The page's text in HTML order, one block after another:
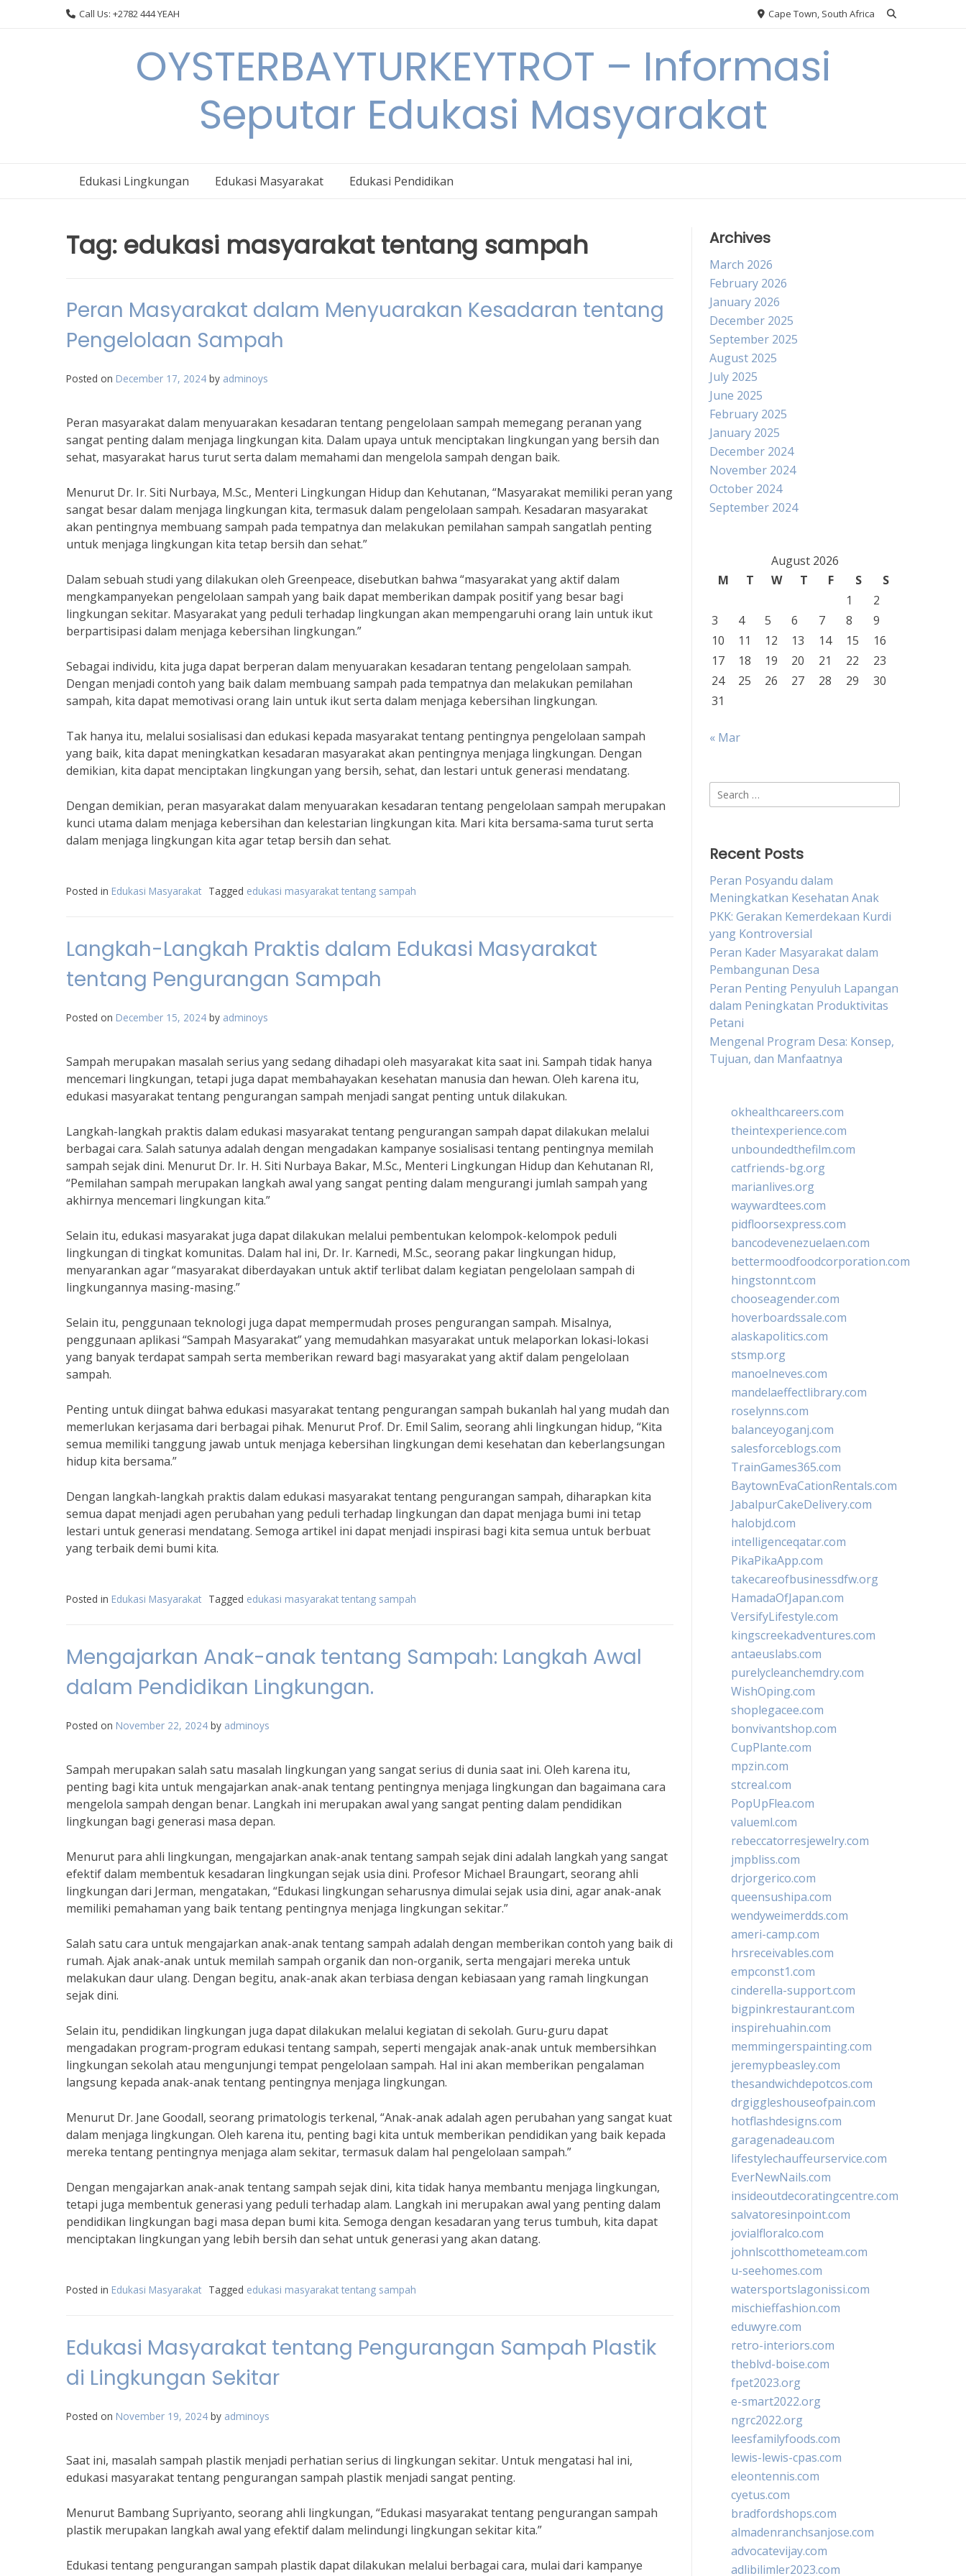
Call Us: +2782 444 YEAH Cape Town, South Africa
OYSTERBAYTURKEYTROT – Informasi
Seputar Edukasi Masyarakat
Edukasi Lingkungan Edukasi Masyarakat Edukasi Pendidikan
Tag: edukasi masyarakat tentang sampah
Peran Masyarakat dalam Menyuarakan Kesadaran tentang
Pengelolaan Sampah
Posted on December 17, 2024 by adminoys
Peran masyarakat dalam menyuarakan kesadaran tentang pengelolaan sampah memegang peranan yang
sangat penting dalam menjaga lingkungan kita. Dalam upaya untuk menciptakan lingkungan yang bersih dan
sehat, masyarakat harus turut serta dalam memahami dan mengelola sampah dengan baik.
Menurut Dr. Ir. Siti Nurbaya, M.Sc., Menteri Lingkungan Hidup dan Kehutanan, “Masyarakat memiliki peran yang
sangat besar dalam menjaga lingkungan kita, termasuk dalam pengelolaan sampah. Kesadaran masyarakat
akan pentingnya membuang sampah pada tempatnya dan melakukan pemilahan sampah sangatlah penting
untuk menjaga lingkungan kita tetap bersih dan sehat.”
Dalam sebuah studi yang dilakukan oleh Greenpeace, disebutkan bahwa “masyarakat yang aktif dalam
mengkampanyekan pengelolaan sampah yang baik dapat memberikan dampak positif yang besar bagi
lingkungan sekitar. Masyarakat yang peduli terhadap lingkungan akan mempengaruhi orang lain untuk ikut
berpartisipasi dalam menjaga kebersihan lingkungan.”
Sebagai individu, kita juga dapat berperan dalam menyuarakan kesadaran tentang pengelolaan sampah.
Dengan menjadi contoh yang baik dalam membuang sampah pada tempatnya dan melakukan pemilahan
sampah, kita dapat memotivasi orang lain untuk ikut serta dalam menjaga kebersihan lingkungan.
Tak hanya itu, melalui sosialisasi dan edukasi kepada masyarakat tentang pentingnya pengelolaan sampah
yang baik, kita dapat meningkatkan kesadaran masyarakat akan pentingnya menjaga lingkungan. Dengan
demikian, kita dapat menciptakan lingkungan yang bersih, sehat, dan lestari untuk generasi mendatang.
Dengan demikian, peran masyarakat dalam menyuarakan kesadaran tentang pengelolaan sampah merupakan
kunci utama dalam menjaga kebersihan dan kelestarian lingkungan kita. Mari kita bersama-sama turut serta
dalam menjaga lingkungan kita agar tetap bersih dan sehat.
Posted in Edukasi Masyarakat Tagged edukasi masyarakat tentang sampah
Langkah-Langkah Praktis dalam Edukasi Masyarakat
tentang Pengurangan Sampah
Posted on December 15, 2024 by adminoys
Sampah merupakan masalah serius yang sedang dihadapi oleh masyarakat kita saat ini. Sampah tidak hanya
mencemari lingkungan, tetapi juga dapat membahayakan kesehatan manusia dan hewan. Oleh karena itu,
edukasi masyarakat tentang pengurangan sampah menjadi sangat penting untuk dilakukan.
Langkah-langkah praktis dalam edukasi masyarakat tentang pengurangan sampah dapat dilakukan melalui
berbagai cara. Salah satunya adalah dengan mengadakan kampanye sosialisasi tentang pentingnya memilah
sampah sejak dini. Menurut Dr. Ir. H. Siti Nurbaya Bakar, M.Sc., Menteri Lingkungan Hidup dan Kehutanan RI,
“Pemilahan sampah merupakan langkah awal yang sangat penting dalam mengurangi jumlah sampah yang
akhirnya mencemari lingkungan kita.”
Selain itu, edukasi masyarakat juga dapat dilakukan melalui pembentukan kelompok-kelompok peduli
lingkungan di tingkat komunitas. Dalam hal ini, Dr. Ir. Karnedi, M.Sc., seorang pakar lingkungan hidup,
menyarankan agar “masyarakat diberdayakan untuk aktif terlibat dalam kegiatan pengelolaan sampah di
lingkungannya masing-masing.”
Selain itu, penggunaan teknologi juga dapat mempermudah proses pengurangan sampah. Misalnya,
penggunaan aplikasi “Sampah Masyarakat” yang memudahkan masyarakat untuk melaporkan lokasi-lokasi
yang banyak terdapat sampah serta memberikan reward bagi masyarakat yang aktif dalam pengelolaan
sampah.
Penting untuk diingat bahwa edukasi masyarakat tentang pengurangan sampah bukanlah hal yang mudah dan
memerlukan kerjasama dari berbagai pihak. Menurut Prof. Dr. Emil Salim, seorang ahli lingkungan hidup, “Kita
semua memiliki tanggung jawab untuk menjaga kebersihan lingkungan demi kesehatan dan keberlangsungan
hidup kita bersama.”
Dengan langkah-langkah praktis dalam edukasi masyarakat tentang pengurangan sampah, diharapkan kita
semua dapat menjadi agen perubahan yang peduli terhadap lingkungan dan dapat menjaga bumi ini tetap
lestari untuk generasi mendatang. Semoga artikel ini dapat menjadi inspirasi bagi kita semua untuk berbuat
yang terbaik demi bumi kita.
Posted in Edukasi Masyarakat Tagged edukasi masyarakat tentang sampah
Mengajarkan Anak-anak tentang Sampah: Langkah Awal
dalam Pendidikan Lingkungan.
Posted on November 22, 2024 by adminoys
Sampah merupakan salah satu masalah lingkungan yang sangat serius di dunia saat ini. Oleh karena itu,
penting bagi kita untuk mengajarkan anak-anak tentang pentingnya menjaga lingkungan dan bagaimana cara
mengelola sampah dengan benar. Langkah ini merupakan awal yang sangat penting dalam pendidikan
lingkungan bagi generasi masa depan.
Menurut para ahli lingkungan, mengajarkan anak-anak tentang sampah sejak dini adalah langkah yang sangat
efektif dalam membentuk kesadaran lingkungan sejak usia dini. Profesor Michael Braungart, seorang ahli
lingkungan dari Jerman, mengatakan, “Edukasi lingkungan seharusnya dimulai sejak usia dini, agar anak-anak
memiliki pemahaman yang baik tentang pentingnya menjaga lingkungan sekitar.”
Salah satu cara untuk mengajarkan anak-anak tentang sampah adalah dengan memberikan contoh yang baik di
rumah. Ajak anak-anak untuk memilah sampah organik dan non-organik, serta mengajari mereka untuk
melakukan daur ulang. Dengan begitu, anak-anak akan terbiasa dengan kebiasaan yang ramah lingkungan
sejak dini.
Selain itu, pendidikan lingkungan juga dapat dilakukan melalui kegiatan di sekolah. Guru-guru dapat
mengadakan program-program edukasi tentang sampah, seperti mengajak anak-anak untuk membersihkan
lingkungan sekolah atau mengunjungi tempat pengelolaan sampah. Hal ini akan memberikan pengalaman
langsung kepada anak-anak tentang pentingnya menjaga lingkungan.
Menurut Dr. Jane Goodall, seorang primatologis terkenal, “Anak-anak adalah agen perubahan yang sangat kuat
dalam menjaga lingkungan. Oleh karena itu, penting bagi kita untuk memberikan pendidikan yang baik kepada
mereka tentang pentingnya menjaga alam sekitar, termasuk dalam hal pengelolaan sampah.”
Dengan mengajarkan anak-anak tentang sampah sejak dini, kita tidak hanya membantu menjaga lingkungan,
tetapi juga membentuk generasi yang peduli terhadap alam. Langkah ini merupakan awal yang penting dalam
pendidikan lingkungan bagi masa depan bumi kita. Semoga dengan kesadaran yang terus tumbuh, kita dapat
menciptakan lingkungan yang lebih bersih dan sehat untuk generasi yang akan datang.
Posted in Edukasi Masyarakat Tagged edukasi masyarakat tentang sampah
Edukasi Masyarakat tentang Pengurangan Sampah Plastik
di Lingkungan Sekitar
Posted on November 19, 2024 by adminoys
Saat ini, masalah sampah plastik menjadi perhatian serius di lingkungan sekitar. Untuk mengatasi hal ini,
edukasi masyarakat tentang pengurangan sampah plastik menjadi sangat penting.
Menurut Bambang Supriyanto, seorang ahli lingkungan, “Edukasi masyarakat tentang pengurangan sampah
plastik merupakan langkah awal yang efektif dalam melindungi lingkungan sekitar kita.”
Edukasi tentang pengurangan sampah plastik dapat dilakukan melalui berbagai cara, mulai dari kampanye
Archives
March 2026
February 2026
January 2026
December 2025
September 2025
August 2025
July 2025
June 2025
February 2025
January 2025
December 2024
November 2024
October 2024
September 2024
August 2026
M
T W T F S
S
1
2
3
4 5 6 7 8
9
10
11 12 13 14 15
16
17
18 19 20 21 22
23
24
25 26 27 28 29
30
31
« Mar
Search
for:
Recent Posts
Peran Posyandu dalam
Meningkatkan Kesehatan Anak
PKK: Gerakan Kemerdekaan Kurdi
yang Kontroversial
Peran Kader Masyarakat dalam
Pembangunan Desa
Peran Penting Penyuluh Lapangan
dalam Peningkatan Produktivitas
Petani
Mengenal Program Desa: Konsep,
Tujuan, dan Manfaatnya
okhealthcareers.com
theintexperience.com
unboundedthefilm.com
catfriends-bg.org
marianlives.org
waywardtees.com
pidfloorsexpress.com
bancodevenezuelaen.com
bettermoodfoodcorporation.com
hingstonnt.com
chooseagender.com
hoverboardssale.com
alaskapolitics.com
stsmp.org
manoelneves.com
mandelaeffectlibrary.com
roselynns.com
balanceyoganj.com
salesforceblogs.com
TrainGames365.com
BaytownEvaCationRentals.com
JabalpurCakeDelivery.com
halobjd.com
intelligenceqatar.com
PikaPikaApp.com
takecareofbusinessdfw.org
HamadaOfJapan.com
VersifyLifestyle.com
kingscreekadventures.com
antaeuslabs.com
purelycleanchemdry.com
WishOping.com
shoplegacee.com
bonvivantshop.com
CupPlante.com
mpzin.com
stcreal.com
PopUpFlea.com
valueml.com
rebeccatorresjewelry.com
jmpbliss.com
drjorgerico.com
queensushipa.com
wendyweimerdds.com
ameri-camp.com
hrsreceivables.com
empconst1.com
cinderella-support.com
bigpinkrestaurant.com
inspirehuahin.com
memmingerspainting.com
jeremypbeasley.com
thesandwichdepotcos.com
drgiggleshouseofpain.com
hotflashdesigns.com
garagenadeau.com
lifestylechauffeurservice.com
EverNewNails.com
insideoutdecoratingcentre.com
salvatoresinpoint.com
jovialfloralco.com
johnlscotthometeam.com
u-seehomes.com
watersportslagonissi.com
mischieffashion.com
eduwyre.com
retro-interiors.com
theblvd-boise.com
fpet2023.org
e-smart2022.org
ngrc2022.org
leesfamilyfoods.com
lewis-lewis-cpas.com
eleontennis.com
cyetus.com
bradfordshops.com
almadenranchsanjose.com
advocatevijay.com
adlibilimler2023.com